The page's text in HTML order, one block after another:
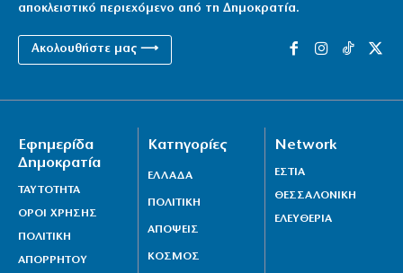
αποκλειστικό περιεχόμενο από τη Δημοκρατία.
Ακολουθήστε μας ⟶
Εφημερίδα
Δημοκρατία
ΤΑΥΤΟΤΗΤΑ
ΟΡΟΙ ΧΡΗΣΗΣ
ΠΟΛΙΤΙΚΗ
ΑΠΟΡΡΗΤΟΥ
Κατηγορίες
ΕΛΛΑΔΑ
ΠΟΛΙΤΙΚΗ
ΑΠΟΨΕΙΣ
ΚΟΣΜΟΣ
Network
ΕΣΤΙΑ
ΘΕΣΣΑΛΟΝΙΚΗ
ΕΛΕΥΘΕΡΙΑ